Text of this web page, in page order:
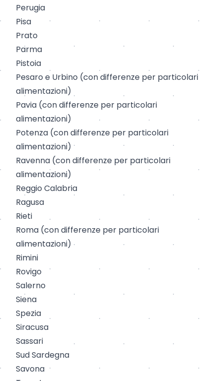
Perugia
Pisa
Prato
Parma
Pistoia
Pesaro e Urbino (con differenze per particolari
alimentazioni)
Pavia (con differenze per particolari
alimentazioni)
Potenza (con differenze per particolari
alimentazioni)
Ravenna (con differenze per particolari
alimentazioni)
Reggio Calabria
Ragusa
Rieti
Roma (con differenze per particolari
alimentazioni)
Rimini
Rovigo
Salerno
Siena
Spezia
Siracusa
Sassari
Sud Sardegna
Savona